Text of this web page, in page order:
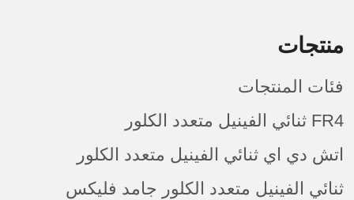
منتجات
فئات المنتجات
FR4 ثنائي الفينيل متعدد الكلور
اتش دي اي ثنائي الفينيل متعدد الكلور
ثنائي الفينيل متعدد الكلور جامد فليكس